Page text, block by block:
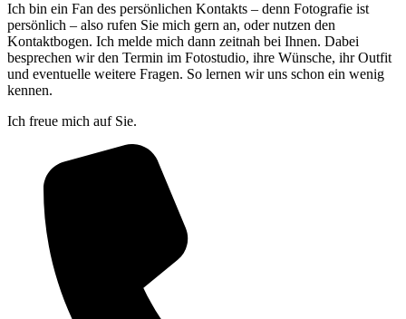
Ich bin ein Fan des persönlichen Kontakts – denn Fotografie ist
persönlich – also rufen Sie mich gern an, oder nutzen den
Kontaktbogen. Ich melde mich dann zeitnah bei Ihnen. Dabei
besprechen wir den Termin im Fotostudio, ihre Wünsche, ihr Outfit
und eventuelle weitere Fragen. So lernen wir uns schon ein wenig
kennen.
Ich freue mich auf Sie.